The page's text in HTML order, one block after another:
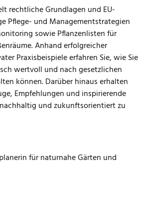
rechtliche Grundlagen und EU-
Pflege- und Managementstrategien
sowie Pflanzenlisten für
Anhand erfolgreicher
Praxisbeispiele erfahren Sie, wie Sie
wertvoll und nach gesetzlichen
können. Darüber hinaus erhalten
Empfehlungen und inspirierende
und zukunftsorientiert zu
für naturnahe Gärten und